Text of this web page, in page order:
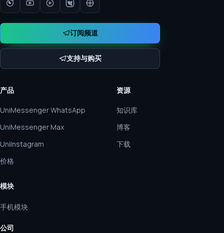
订阅频道
支持与购买
产品
UniMessenger WhatsApp
UniMessenger Max
UniInstagram
价格
模块
手机模块
资源
知识库
博客
下载
公司